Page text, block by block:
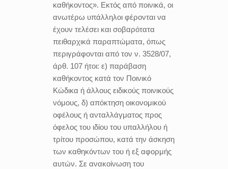
καθήκοντος». Εκτός από ποινικά, οι
ανωτέρω υπάλληλοι φέρονται να
έχουν τελέσει και σοβαρότατα
πειθαρχικά παραπτώματα, όπως
περιγράφονται από τον ν. 3528/07,
άρθ. 107 ήτοι: ε) παράβαση
καθήκοντος κατά τον Ποινικό
Κώδικα ή άλλους ειδικούς ποινικούς
νόμους, δ) απόκτηση οικονομικού
οφέλους ή ανταλλάγματος προς
όφελος του ιδίου του υπαλλήλου ή
τρίτου προσώπου, κατά την άσκηση
των καθηκόντων του ή εξ αφορμής
αυτών. Σε ανακοίνωση του